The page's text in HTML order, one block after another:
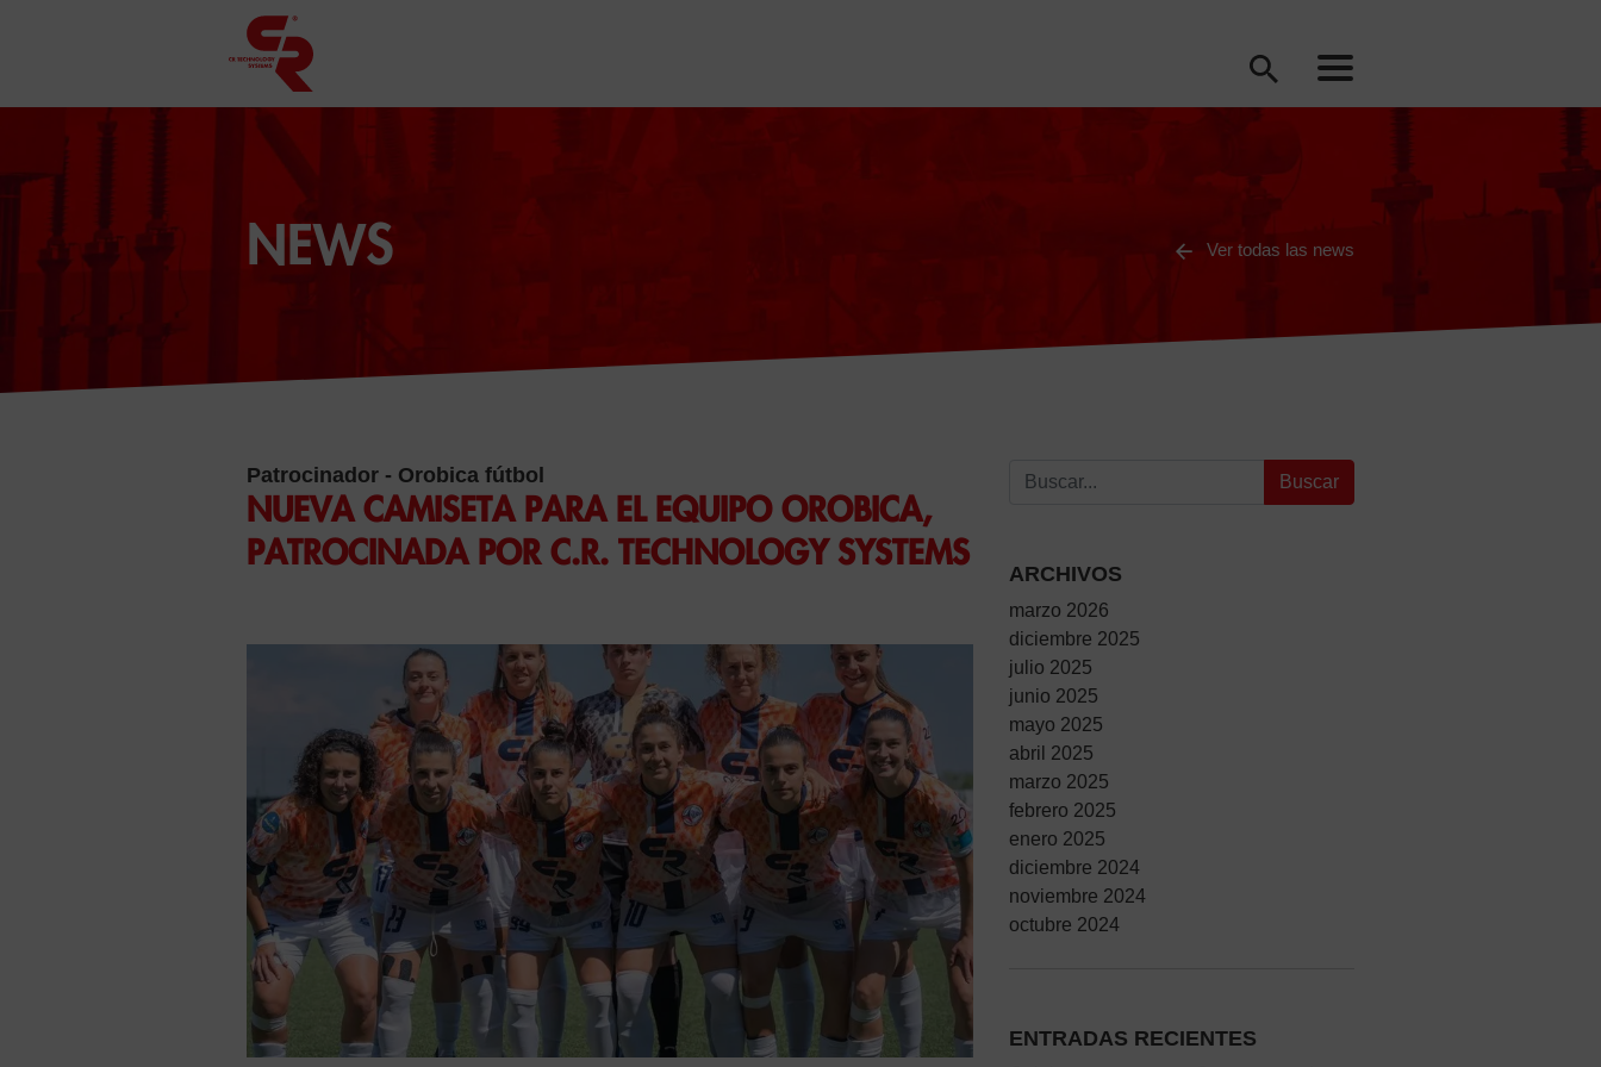
NEWS Ver todas las news
Patrocinador - Orobica fútbol
NUEVA CAMISETA PARA EL EQUIPO OROBICA,
PATROCINADA POR C.R. TECHNOLOGY SYSTEMS
Buscar:
ARCHIVOS
marzo 2026
diciembre 2025
julio 2025
junio 2025
mayo 2025
abril 2025
marzo 2025
febrero 2025
enero 2025
diciembre 2024
noviembre 2024
octubre 2024
ENTRADAS RECIENTES